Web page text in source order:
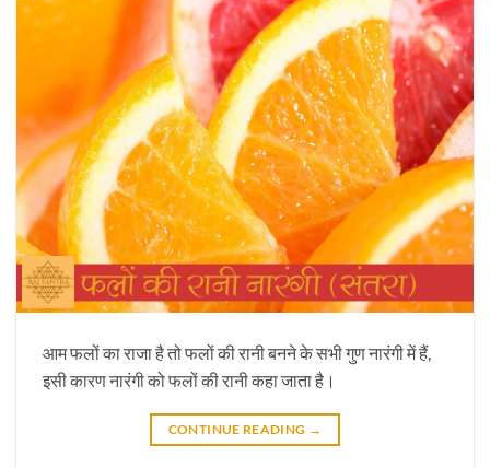
आम फलों का राजा है तो फलों की रानी बनने के सभी गुण नारंगी में हैं,
इसी कारण नारंगी को फलों की रानी कहा जाता है।
CONTINUE READING →